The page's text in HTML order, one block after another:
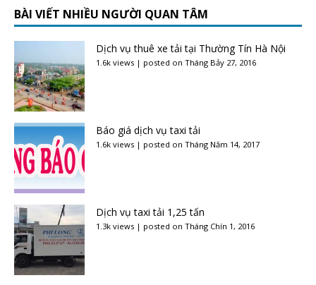
BÀI VIẾT NHIỀU NGƯỜI QUAN TÂM
Dịch vụ thuê xe tải tại Thường Tín Hà Nội
1.6k views | posted on Tháng Bảy 27, 2016
Báo giá dịch vụ taxi tải
1.6k views | posted on Tháng Năm 14, 2017
Dịch vụ taxi tải 1,25 tấn
1.3k views | posted on Tháng Chín 1, 2016